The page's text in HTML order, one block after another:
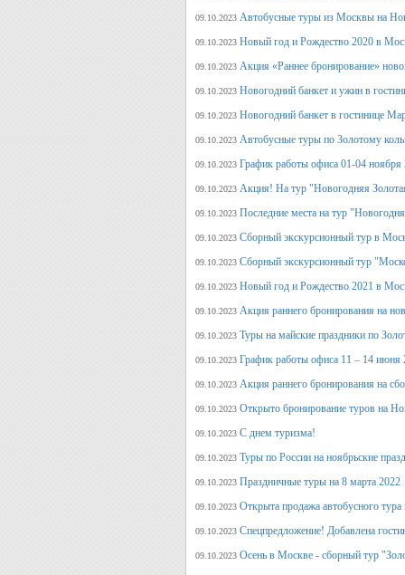
09.10.2023 Автобусные туры из Москвы на
09.10.2023 Новый год и Рождество 2020 в
09.10.2023 Акция «Раннее бронирование»
09.10.2023 Новогодний банкет и ужин в
09.10.2023 Новогодний банкет в гостинице
09.10.2023 Автобусные туры по Золотому
09.10.2023 График работы офиса 01-04 ноября
09.10.2023 Акция! На тур "Новогодняя
09.10.2023 Последние места на тур
09.10.2023 Сборный экскурсионный тур в
09.10.2023 Сборный экскурсионный тур
09.10.2023 Новый год и Рождество 2021 в
09.10.2023 Акция раннего бронирования на
09.10.2023 Туры на майские праздники по
09.10.2023 График работы офиса 11 – 14 июня
09.10.2023 Акция раннего бронирования на
09.10.2023 Открыто бронирование туров на
09.10.2023 С днем туризма!
09.10.2023 Туры по России на ноябрьские
09.10.2023 Праздничные туры на 8 марта 2022
09.10.2023 Открыта продажа автобусного
09.10.2023 Спецпредложение! Добавлена
09.10.2023 Осень в Москве - сборный тур